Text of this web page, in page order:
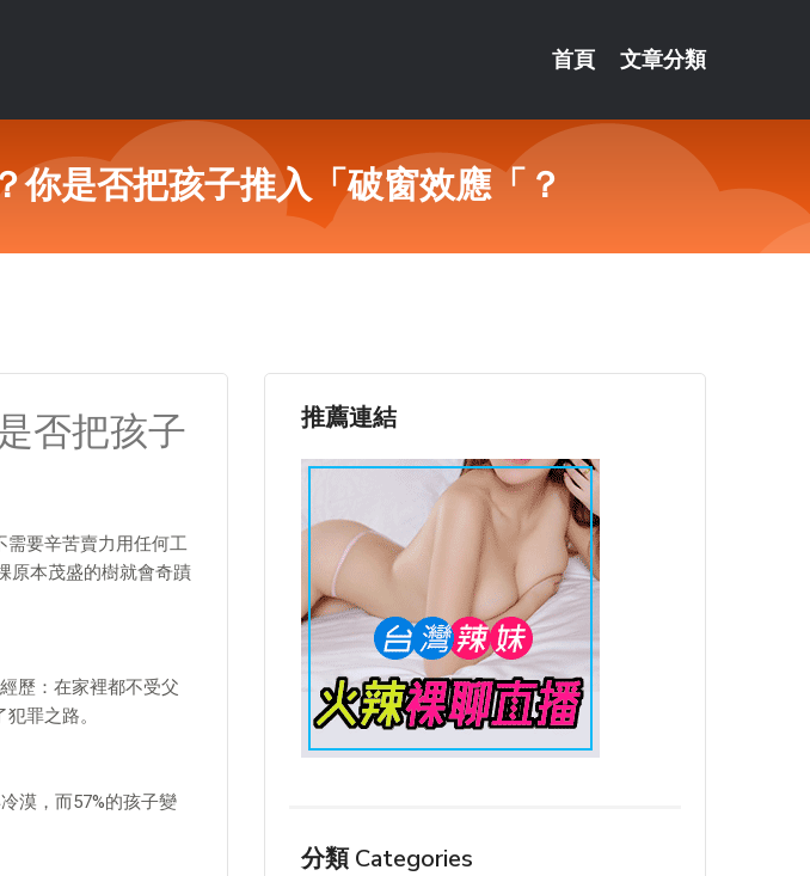
首頁 文章分類
是否把孩子推入「破窗效應「？
否把孩子
需要辛苦賣力用任何工
原本茂盛的樹就會奇蹟
歷：在家裡都不受父
罪之路。
漠，而57%的孩子變
推薦連結
分類 Categories